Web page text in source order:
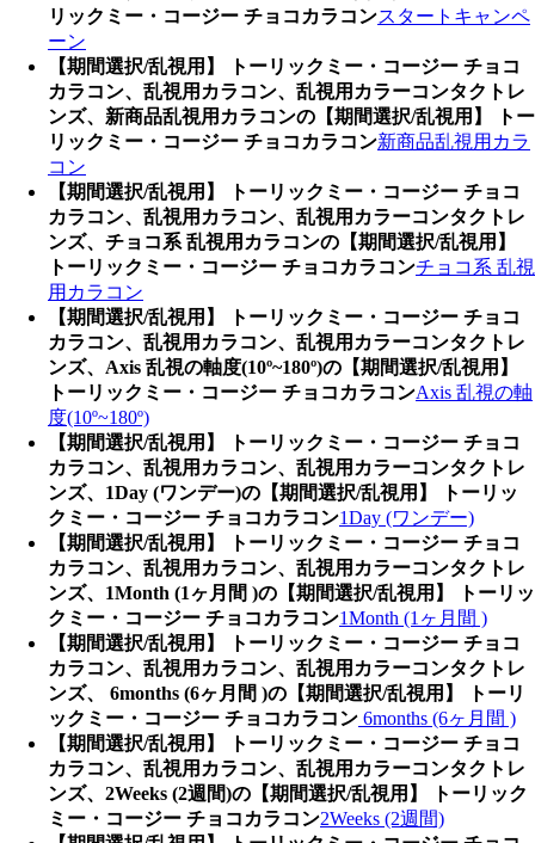
リックミー・コージー チョコカラコンスタートキャンペ
ーン
【期間選択/乱視用】 トーリックミー・コージー チョコ
カラコン、乱視用カラコン、乱視用カラーコンタクトレ
ンズ、新商品乱視用カラコンの【期間選択/乱視用】 トー
リックミー・コージー チョコカラコン新商品乱視用カラ
コン
【期間選択/乱視用】 トーリックミー・コージー チョコ
カラコン、乱視用カラコン、乱視用カラーコンタクトレ
ンズ、チョコ系 乱視用カラコンの【期間選択/乱視用】
トーリックミー・コージー チョコカラコンチョコ系 乱視
用カラコン
【期間選択/乱視用】 トーリックミー・コージー チョコ
カラコン、乱視用カラコン、乱視用カラーコンタクトレ
ンズ、Axis 乱視の軸度(10º~180º)の【期間選択/乱視用】
トーリックミー・コージー チョコカラコンAxis 乱視の軸
度(10º~180º)
【期間選択/乱視用】 トーリックミー・コージー チョコ
カラコン、乱視用カラコン、乱視用カラーコンタクトレ
ンズ、1Day (ワンデー)の【期間選択/乱視用】 トーリッ
クミー・コージー チョコカラコン1Day (ワンデー)
【期間選択/乱視用】 トーリックミー・コージー チョコ
カラコン、乱視用カラコン、乱視用カラーコンタクトレ
ンズ、1Month (1ヶ月間 )の【期間選択/乱視用】 トーリッ
クミー・コージー チョコカラコン1Month (1ヶ月間 )
【期間選択/乱視用】 トーリックミー・コージー チョコ
カラコン、乱視用カラコン、乱視用カラーコンタクトレ
ンズ、 6months (6ヶ月間 )の【期間選択/乱視用】 トーリ
ックミー・コージー チョコカラコン 6months (6ヶ月間 )
【期間選択/乱視用】 トーリックミー・コージー チョコ
カラコン、乱視用カラコン、乱視用カラーコンタクトレ
ンズ、2Weeks (2週間)の【期間選択/乱視用】 トーリック
ミー・コージー チョコカラコン2Weeks (2週間)